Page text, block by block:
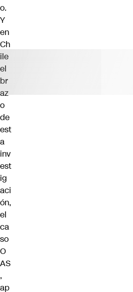
o.
Y
en
Ch
ile
el
br
az
o
de
est
a
inv
est
ig
aci
ón,
el
ca
so
O
AS
,
ap